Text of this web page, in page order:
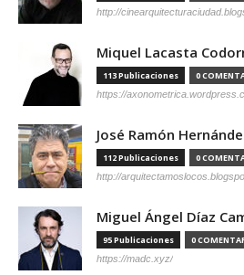
http://
Miquel Lacasta
113 Publicaciones 0
https://
José Ramón
112 Publicaciones 0
http://
Miguel Ángel Díaz
95 Publicaciones 0
https://madc.xyz/